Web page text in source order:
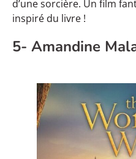
d’une sorcière. Un film
inspiré du livre !
5- Amandine